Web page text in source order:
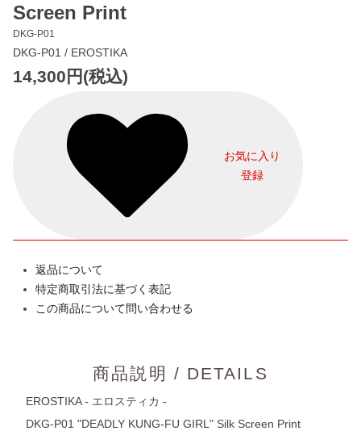
Screen Print
DKG-P01
DKG-P01 / EROSTIKA
14,300円(税込)
お気に入り
登録
返品について
特定商取引法に基づく表記
この商品について問い合わせる
商品説明 / DETAILS
EROSTIKA - エロスティカ -
DKG-P01 "DEADLY KUNG-FU GIRL" Silk Screen Print